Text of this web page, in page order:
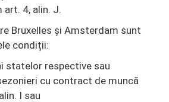
4, alin. J.
Bruxelles și Amsterdam sunt
condiții:
statelor respective sau
cu contract de muncă
I sau